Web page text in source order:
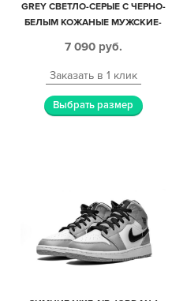
GREY СВЕТЛО-СЕРЫЕ С ЧЕРНО-
БЕЛЫМ КОЖАНЫЕ МУЖСКИЕ-
7 090 руб.
Заказать в 1 клик
Выбрать размер